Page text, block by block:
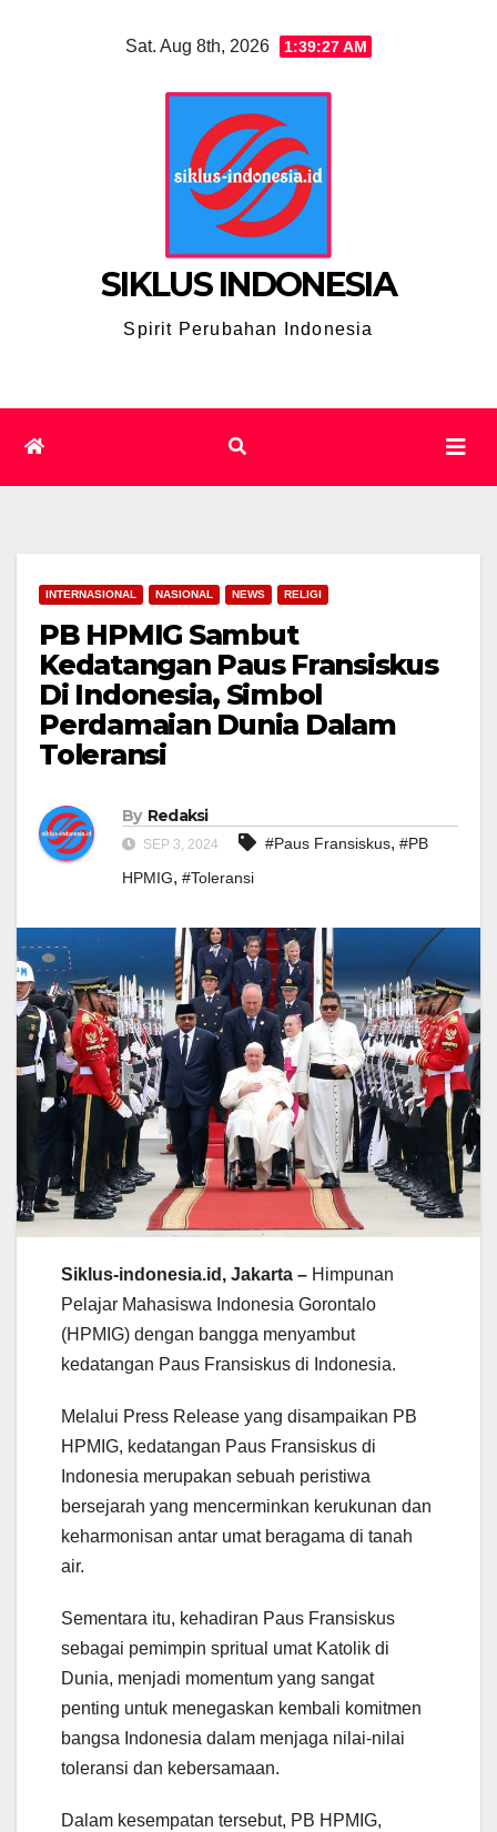
Sat. Aug 8th, 2026 1:39:28 AM
SIKLUS INDONESIA
Spirit Perubahan Indonesia
INTERNASIONAL NASIONAL NEWS RELIGI
PB HPMIG Sambut
Kedatangan Paus Fransiskus
Di Indonesia, Simbol
Perdamaian Dunia Dalam
Toleransi
By Redaksi
SEP 3, 2024 #Paus Fransiskus, #PB
HPMIG, #Toleransi
Siklus-indonesia.id, Jakarta – Himpunan
Pelajar Mahasiswa Indonesia Gorontalo
(HPMIG) dengan bangga menyambut
kedatangan Paus Fransiskus di Indonesia.
Melalui Press Release yang disampaikan PB
HPMIG, kedatangan Paus Fransiskus di
Indonesia merupakan sebuah peristiwa
bersejarah yang mencerminkan kerukunan dan
keharmonisan antar umat beragama di tanah
air.
Sementara itu, kehadiran Paus Fransiskus
sebagai pemimpin spritual umat Katolik di
Dunia, menjadi momentum yang sangat
penting untuk menegaskan kembali komitmen
bangsa Indonesia dalam menjaga nilai-nilai
toleransi dan kebersamaan.
Dalam kesempatan tersebut, PB HPMIG,